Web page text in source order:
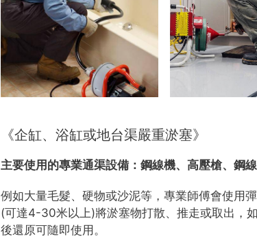
《企缸、浴缸或地台渠嚴重淤塞》
主要使用的專業通渠設備： 鋼線機、高壓槍、鋼
例如大量毛髮、硬物或沙泥等，專業師傅會使用
(可達4-30米以上)將淤塞物打散、推走或取出，
後還原可隨即使用。